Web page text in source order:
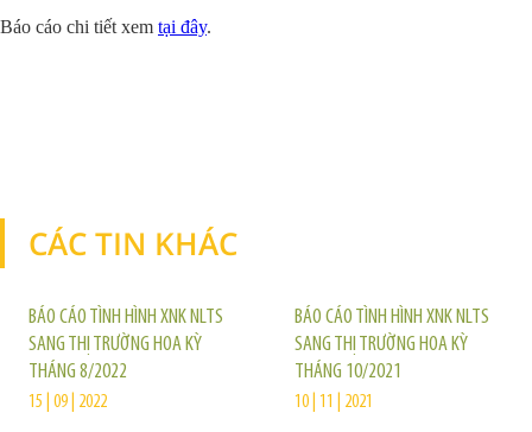
Báo cáo chi tiết xem tại đây.
CÁC TIN KHÁC
BÁO CÁO TÌNH HÌNH XNK NLTS
SANG THỊ TRƯỜNG HOA KỲ
THÁNG 8/2022
15 | 09 | 2022
BÁO CÁO TÌNH HÌNH XNK NLTS
SANG THỊ TRƯỜNG HOA KỲ
THÁNG 10/2021
10 | 11 | 2021